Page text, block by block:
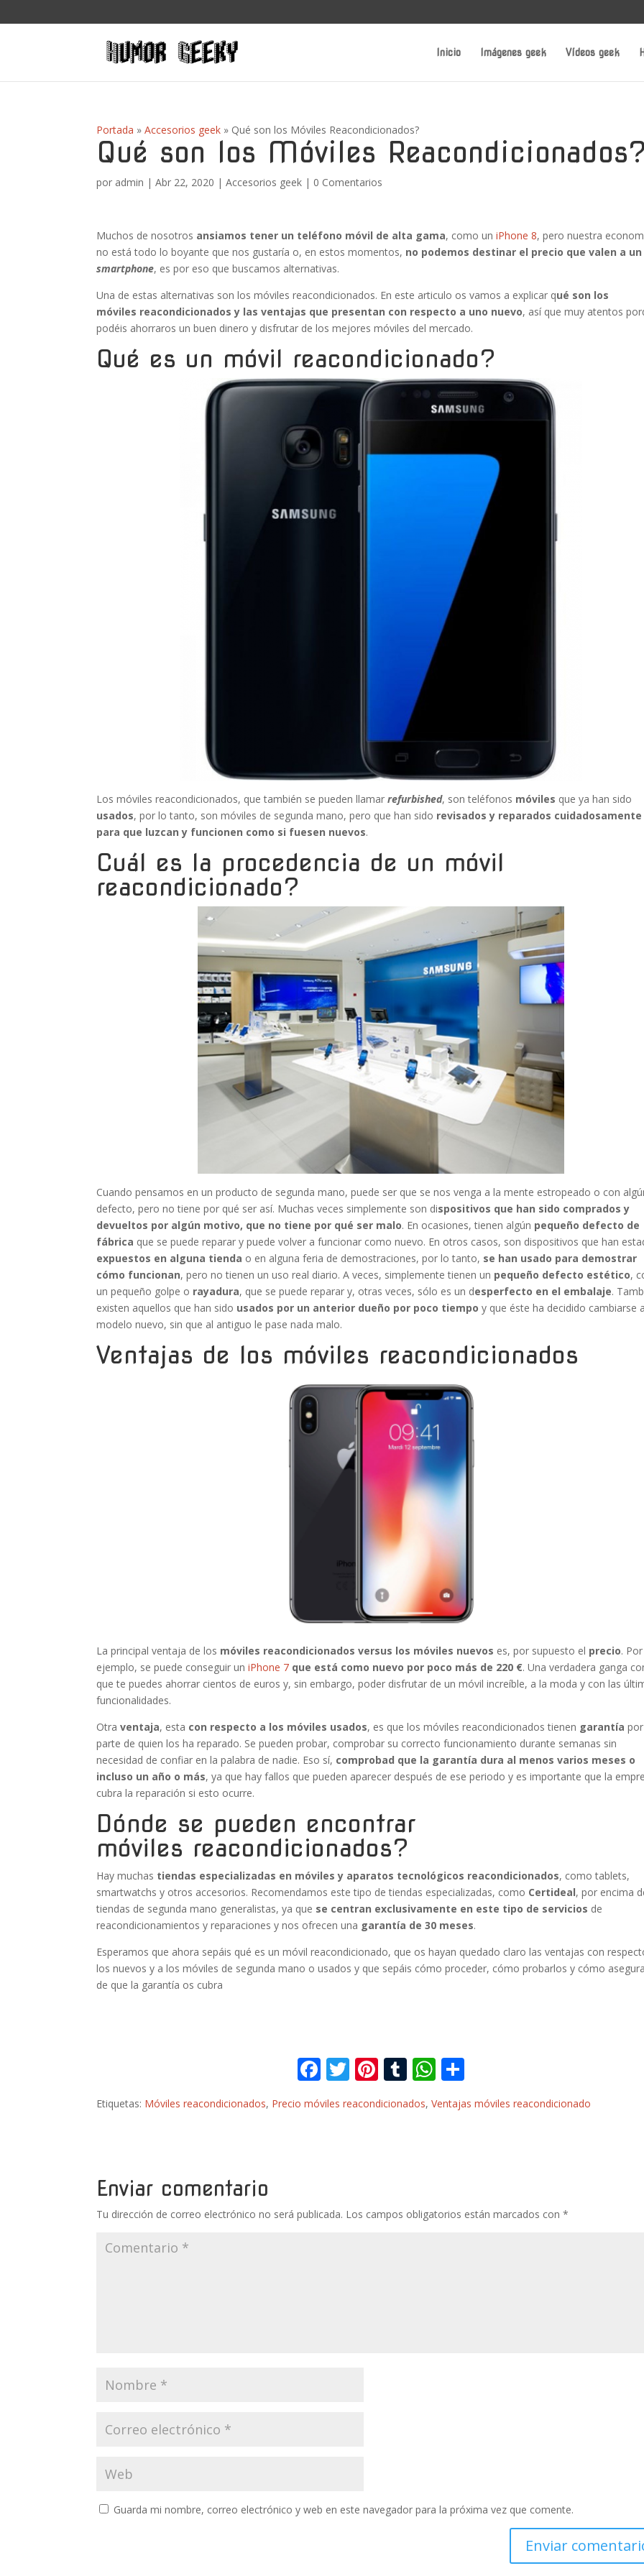
Inicio Imágenes geek Vídeos geek
Portada »Accesorios geek » Qué son los Móviles Reacondicionados?
Qué son los Móviles Reacondicionados?
por admin |Abr 22, 2020 |Accesorios geek | 0 Comentarios
Muchos de nosotros ansiamos tener un teléfono móvil de alta gama, como uniPhone 8, pero nuestra
no está todo lo boyante que nos gustaría o, en estos momentos, no podemos destinar el precio que valen a un
smartphone, es por eso que buscamos alternativas.
Una de estas alternativas son los móviles reacondicionados. En este articulo os vamos a explicar qué son los
móviles reacondicionados y las ventajas que presentan con respecto a uno nuevo, así que muy atentos
podéis ahorraros un buen dinero y disfrutar de los mejores móviles del mercado.
Qué es un móvil reacondicionado?
Los móviles reacondicionados, que también se pueden llamarrefurbished, son teléfonos móviles que ya han sido
usados, por lo tanto, son móviles de segunda mano, pero que han sido revisados y reparados cuidadosamente
para que luzcan y funcionen como si fuesen nuevos.
Cuál es la procedencia de un móvil
reacondicionado?
Cuando pensamos en un producto de segunda mano, puede ser que se nos venga a la mente estropeado o con
defecto, pero no tiene por qué ser así. Muchas veces simplemente son dispositivos que han sido comprados y
devueltos por algún motivo, que no tiene por qué ser malo. En ocasiones, tienen algún pequeño defecto de
fábrica que se puede reparar y puede volver a funcionar como nuevo. En otros casos, son dispositivos que han
expuestos en alguna tienda o en alguna feria de demostraciones, por lo tanto, se han usado para demostrar
cómo funcionan, pero no tienen un uso real diario. A veces, simplemente tienen un pequeño defecto estético,
un pequeño golpe o rayadura, que se puede reparar y, otras veces, sólo es un desperfecto en el embalaje.
existen aquellos que han sido usados por un anterior dueño por poco tiempo y que éste ha decidido cambiarse
modelo nuevo, sin que al antiguo le pase nada malo.
Ventajas de los móviles reacondicionados
La principal ventaja de los móviles reacondicionados versus los móviles nuevos es, por supuesto el precio. Por
ejemplo, se puede conseguir uniPhone 7 que está como nuevo por poco más de 220 €. Una verdadera ganga
que te puedes ahorrar cientos de euros y, sin embargo, poder disfrutar de un móvil increíble, a la moda y con las
funcionalidades.
Otraventaja, esta con respecto a los móviles usados, es que los móviles reacondicionados tienen garantía por
parte de quien los ha reparado. Se pueden probar, comprobar su correcto funcionamiento durante semanas sin
necesidad de confiar en la palabra de nadie. Eso sí, comprobad que la garantía dura al menos varios meses o
incluso un año o más, ya que hay fallos que pueden aparecer después de ese periodo y es importante que la
cubra la reparación si esto ocurre.
Dónde se pueden encontrar
móviles reacondicionados?
Hay muchas tiendas especializadas en móviles y aparatos tecnológicos reacondicionados, como tablets,
smartwatchs y otros accesorios. Recomendamos este tipo de tiendas especializadas, como Certideal, por encima
tiendas de segunda mano generalistas, ya que se centran exclusivamente en este tipo de servicios de
reacondicionamientos y reparaciones y nos ofrecen una garantía de 30 meses.
Esperamos que ahora sepáis qué es un móvil reacondicionado, que os hayan quedado claro las ventajas con
los nuevos y a los móviles de segunda mano o usados y que sepáis cómo proceder, cómo probarlos y cómo
de que la garantía os cubra
F
ac
e
k
T
itt
Pi
nt
er
T
u
m
W
h
at
p
m
r
Etiquetas: Móviles reacondicionados, Precio móviles reacondicionados,Ventajas móviles reacondicionado
Enviar comentario
Tu dirección de correo electrónico no será publicada. Los campos obligatorios están marcados con*
Guarda mi nombre, correo electrónico y web en este navegador para la próxima vez que comente.